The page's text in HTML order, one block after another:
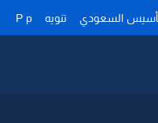
السعودي تنويه P p